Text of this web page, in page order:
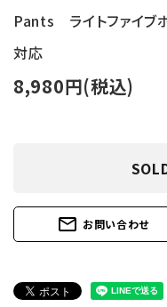
Pants ライトファイブ
対応
8,980円(税込)
mail_outline お問い合わせ